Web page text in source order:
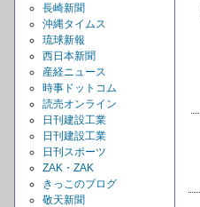
長崎新聞
沖縄タイムス
琉球新報
西日本新聞
産経ニュース
時事ドットコム
読売オンライン
日刊建設工業
日刊建設工業
日刊スポーツ
ZAK・ZAK
きっこのブログ
敬天新聞